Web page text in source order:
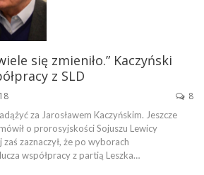
się zmieniło.” Kaczyński
z SLD
8
za Jarosławem Kaczyńskim. Jeszcze
o prorosyjskości Sojuszu Lewicy
zaznaczył, że po wyborach
współpracy z partią Leszka…